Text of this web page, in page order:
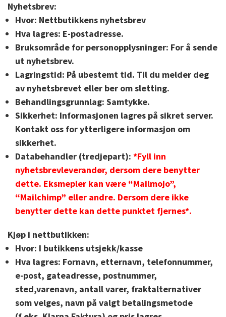
Nyhetsbrev:
Hvor: Nettbutikkens nyhetsbrev
Hva lagres: E-postadresse.
Bruksområde for personopplysninger: For å sende
ut nyhetsbrev.
Lagringstid: På ubestemt tid. Til du melder deg
av nyhetsbrevet eller ber om sletting.
Behandlingsgrunnlag: Samtykke.
Sikkerhet: Informasjonen lagres på sikret server.
Kontakt oss for ytterligere informasjon om
sikkerhet.
Databehandler (tredjepart): *Fyll inn
nyhetsbrevleverandør, dersom dere benytter
dette. Eksmepler kan være “Mailmojo”,
“Mailchimp” eller andre. Dersom dere ikke
benytter dette kan dette punktet fjernes*.
Kjøp i nettbutikken:
Hvor: I butikkens utsjekk/kasse
Hva lagres: Fornavn, etternavn, telefonnummer,
e-post, gateadresse, postnummer,
sted,varenavn, antall varer, fraktalternativer
som velges, navn på valgt betalingsmetode